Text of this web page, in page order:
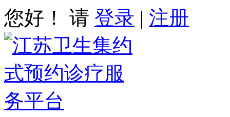
您好！ 请 登录 | 注册